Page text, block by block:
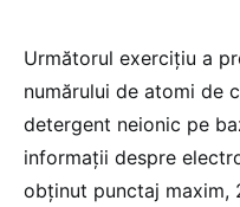
Următorul exercițiu a
numărului de atomi de
detergent neionic pe
informații despre
obținut punctaj maxim,